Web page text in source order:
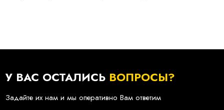
У ВАС ОСТАЛИСЬ ВОПРОСЫ?
Задайте их нам и мы оперативно Вам ответим